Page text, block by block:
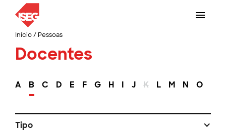
Início/ Pessoas
Docentes
A B C D E F G H I J K L M N O
Tipo